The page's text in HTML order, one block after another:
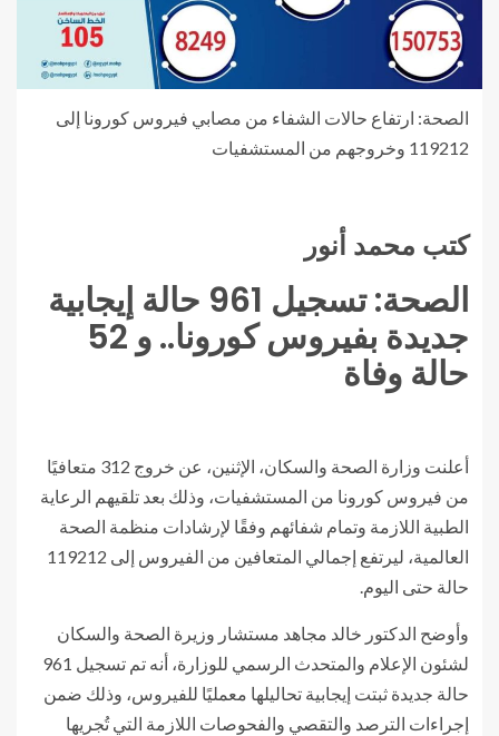
الصحة: ارتفاع حالات الشفاء من مصابي فيروس كورونا إلى
119212 وخروجهم من المستشفيات
كتب محمد أنور
الصحة: تسجيل 961 حالة إيجابية
جديدة بفيروس كورونا.. و 52
حالة وفاة
أعلنت وزارة الصحة والسكان، الإثنين، عن خروج 312 متعافيًا
من فيروس كورونا من المستشفيات، وذلك بعد تلقيهم الرعاية
الطبية اللازمة وتمام شفائهم وفقًا لإرشادات منظمة الصحة
العالمية، ليرتفع إجمالي المتعافين من الفيروس إلى 119212
حالة حتى اليوم.
وأوضح الدكتور خالد مجاهد مستشار وزيرة الصحة والسكان
لشئون الإعلام والمتحدث الرسمي للوزارة، أنه تم تسجيل 961
حالة جديدة ثبتت إيجابية تحاليلها معمليًا للفيروس، وذلك ضمن
إجراءات الترصد والتقصي والفحوصات اللازمة التي تُجريها